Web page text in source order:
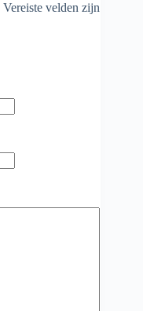
Vereiste velden zijn